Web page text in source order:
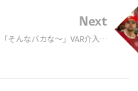
Next
「そんなバカな〜」VAR介入も